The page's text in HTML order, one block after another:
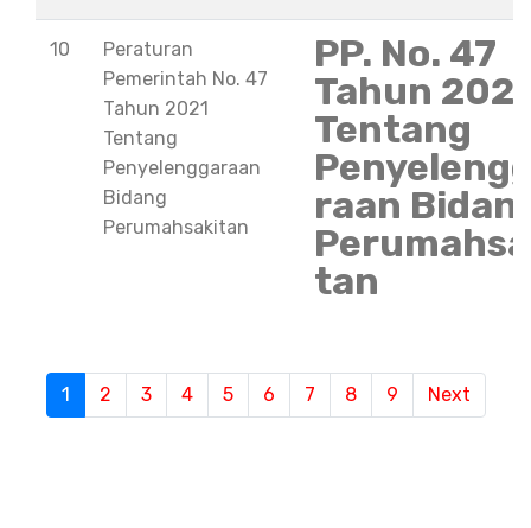
10
Peraturan
Pemerintah No. 47
Tahun 2021
Tentang
Penyelenggaraan
Bidang
Perumahsakitan
PP. No. 47
Tahun
Tentang
raan
tan
1 (current)
2 3 4 5 6 7 8 9 Next
S
e